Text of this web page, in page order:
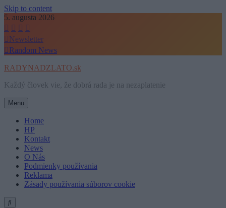
Skip to content
5. augusta 2026
Newsletter
Random News
RADYNADZLATO.sk
Každý človek vie, že dobrá rada je na nezaplatenie
Menu
Home
HP
Kontakt
News
O Nás
Podmienky používania
Reklama
Zásady používania súborov cookie